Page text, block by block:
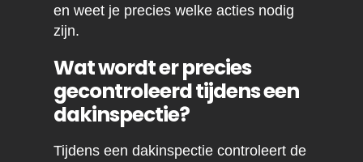
en weet je precies welke acties nodig
zijn.
Wat wordt er precies
gecontroleerd tijdens een
dakinspectie?
Tijdens een dakinspectie controleert de